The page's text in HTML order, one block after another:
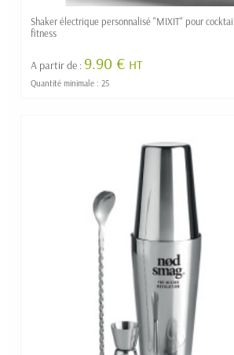
Shaker électrique personnalisé "MIXIT" pour
fitness
A partir de : 9.90 € HT
Quantité minimale : 25